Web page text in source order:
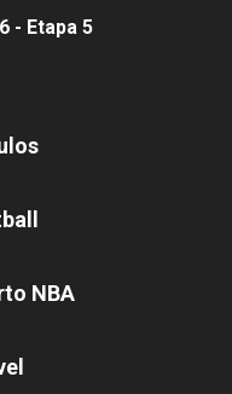
- Etapa 5
abiertas 2026
Bretaña
NBA